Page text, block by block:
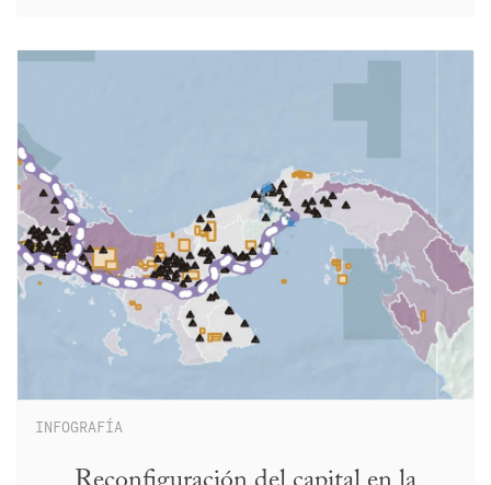
INFOGRAFÍA